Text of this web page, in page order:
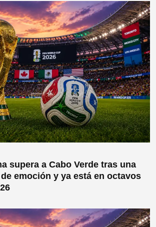
supera a Cabo Verde tras una
emoción y ya está en octavos